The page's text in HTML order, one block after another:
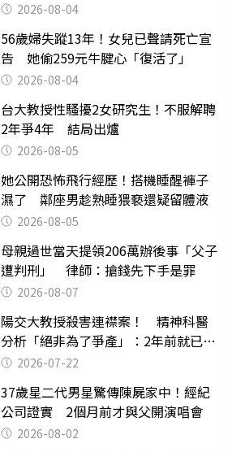
2026-08-04
56歲婦失蹤13年！女兒已聲請死亡宣
告 她偷259元牛腱心「復活了」
2026-08-04
台大教授性騷擾2女研究生！不服解聘
2年爭4年 結局出爐
2026-08-05
她公開恐怖飛行經歷！搭機睡醒褲子
濕了 鄰座男趁熟睡猥褻還疑留體液
2026-08-05
母親過世當天提領206萬辦後事「父子
遭判刑」 律師：搶錢先下手是罪
2026-08-07
陽交大教授殺害連襟案！ 精神科醫
分析「絕非為了爭產」：2年前就已言
行詭異
2026-07-22
37歲星二代男星驚傳陳屍家中！經紀
公司證實 2個月前才與父開演唱會
2026-08-02